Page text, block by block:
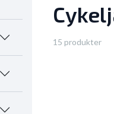
15 produkter